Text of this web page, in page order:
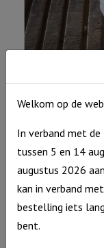
15,95
Welkom op de
In verband met
tussen 5 en 14
augustus 2026
kan in verband
bestelling iets
bent.